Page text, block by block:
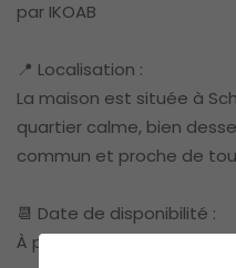
par IKOAB
📍 Localisation :
La maison est située à
quartier calme, bien
commun et proche de
📆 Date de disponibilité :
À partir du 6 juillet 2025